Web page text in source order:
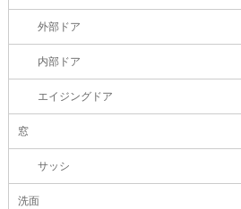
外部ドア
内部ドア
エイジングドア
窓
サッシ
洗面